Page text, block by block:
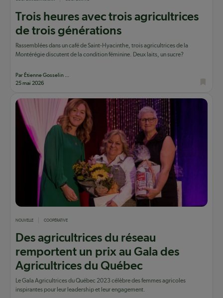
Trois heures avec trois agricultrices
de trois générations
Rassemblées dans un café de Saint-Hyacinthe, trois agricultrices de la
Montérégie discutent de la condition féminine. Deux laits, un sucre?
Par Étienne Gosselin ...
25 mai 2026
NOUVELLE COOPÉRATIVE
Des agricultrices du réseau
remportent un prix au Gala des
Agricultrices du Québec
Le Gala Agricultrices du Québec 2023 célèbre des femmes agricoles
inspirantes pour leur leadership et leur engagement.